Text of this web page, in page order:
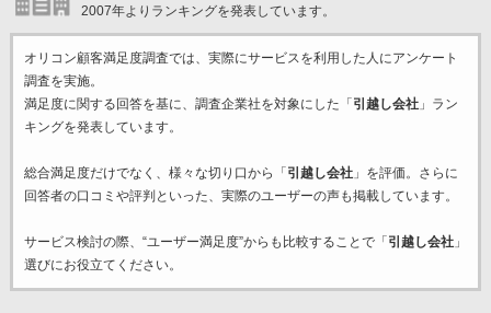
2007年よりランキングを発表しています。
オリコン顧客満足度調査では、実際にサービスを利用した 人にアンケート
調査を実施。
満足度に関する回答を基に、調査企業社を対象にした「 引越し会社」ラン
キングを発表しています。
総合満足度だけでなく、様々な切り口から「 引越し会社」を評価。さらに
回答者の口コミや評判といった、実際のユーザーの声も掲載しています。
サービス検討の際、“ユーザー満足度”からも比較することで「 引越し会社」
選びにお役立てください。